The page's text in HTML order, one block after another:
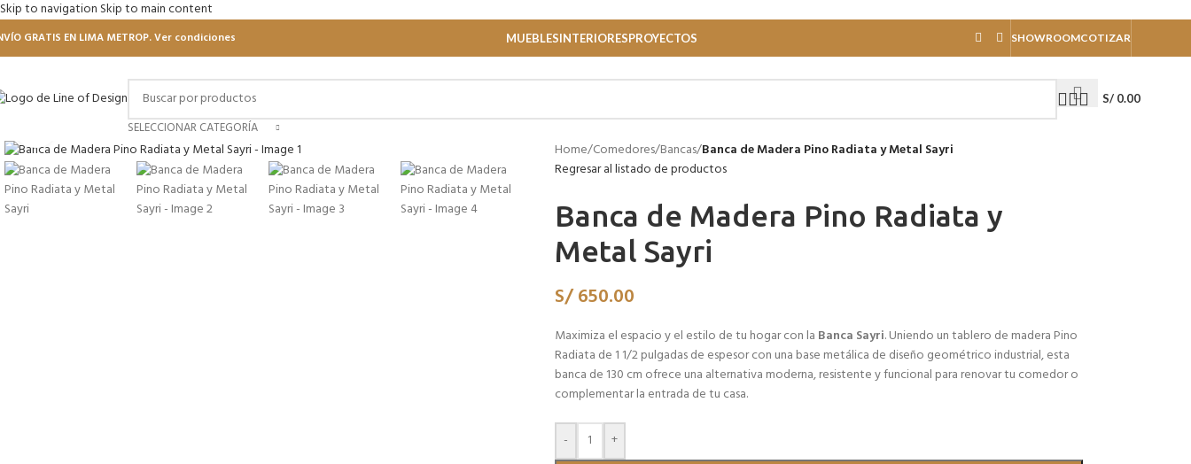
Skip to navigation Skip to main content
GRATIS EN LIMA METROP. Ver condiciones MUEBLESINTERIORESPROYECTOS SHOWROOMCOTIZAR
SELECCIONAR CATEGORÍA
S/0.00
Click to enlarge
Home/Comedores/Bancas/Banca de Madera Pino Radiata y Metal Sayri
Regresar al listado de productos
Banca de Madera Pino Radiata y
Metal Sayri
S/650.00
Maximiza el espacio y el estilo de tu hogar con la Banca Sayri. Uniendo un tablero de madera Pino
Radiata de 1 1/2 pulgadas de espesor con una base metálica de diseño geométrico industrial, esta
banca de 130 cm ofrece una alternativa moderna, resistente y funcional para renovar tu comedor o
complementar la entrada de tu casa.
- +